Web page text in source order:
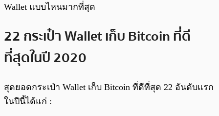
Wallet แบบไหนมากที่สุด
22 กระเป๋า Wallet เก็บ Bitcoin ที่ดี
ที่สุดในปี 2020
สุดยอดกระเป๋า Wallet เก็บ Bitcoin ที่ดีที่สุด 22 อันดับแรก
ในปีนี้ได้แก่ :